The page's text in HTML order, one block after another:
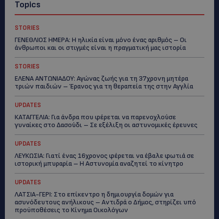
Topics
STORIES
ΓΕΝΕΘΛΙΟΣ ΗΜΕΡΑ: Η ηλικία είναι μόνο ένας αριθμός – Οι
άνθρωποι και οι στιγμές είναι η πραγματική μας ιστορία
STORIES
ΕΛΕΝΑ ΑΝΤΩΝΙΑΔΟΥ: Αγώνας ζωής για τη 37χρονη μητέρα
τριών παιδιών – Έρανος για τη θεραπεία της στην Αγγλία
UPDATES
ΚΑΤΑΓΓΕΛΙΑ: Για άνδρα που φέρεται να παρενοχλούσε
γυναίκες στο Δασούδι – Σε εξέλιξη οι αστυνομικές έρευνες
UPDATES
ΛΕΥΚΩΣΙΑ: Γιατί ένας 16χρονος φέρεται να έβαλε φωτιά σε
ιστορική μπυραρία – Η Αστυνομία αναζητεί το κίνητρο
UPDATES
ΛΑΤΣΙΑ-ΓΕΡΙ: Στο επίκεντρο η δημιουργία δομών για
ασυνόδευτους ανήλικους – Αντιδρά ο Δήμος, στηρίζει υπό
προϋποθέσεις το Κίνημα Οικολόγων